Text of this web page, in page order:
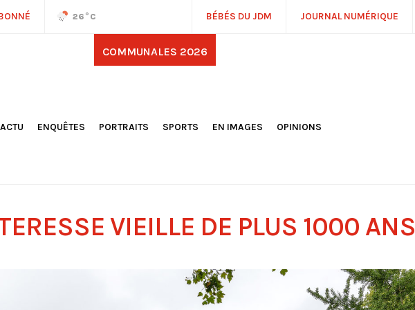
26 °C BÉBÉS DU JDM JOURNAL NUMÉRIQUE
COMMUNALES 2026
ENQUÊTES PORTRAITS
SPORTS
EN IMAGES
OPINIONS
VIEILLE DE PLUS 1000 ANS